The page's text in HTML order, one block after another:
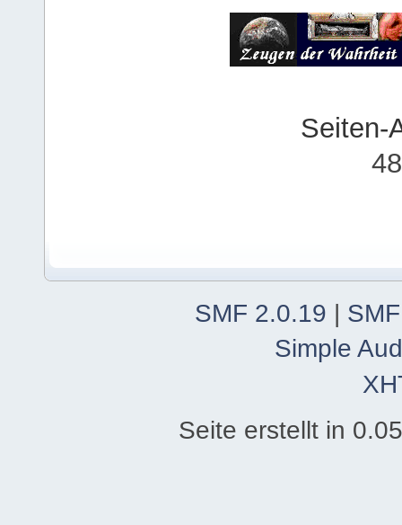
Seiten-
SMF 2.0.19 |
Simple
Seite erstellt in